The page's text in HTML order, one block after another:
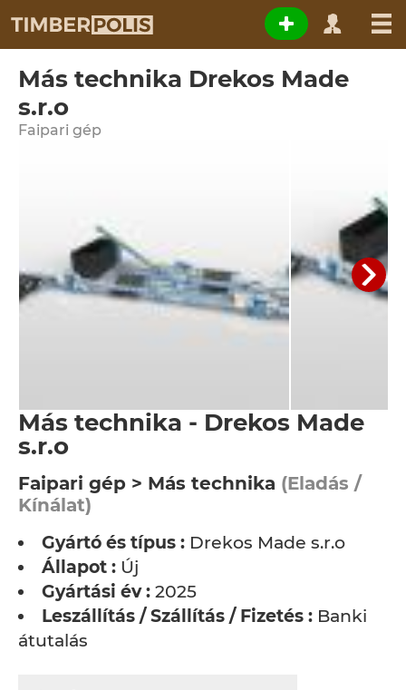
Más technika Drekos Made
s.r.o
Faipari gép
Más technika - Drekos Made
s.r.o
Faipari gép > Más technika (Eladás /
Kínálat)
Gyártó és típus : Drekos Made s.r.o
Állapot : Új
Gyártási év : 2025
Leszállítás / Szállítás / Fizetés : Banki
átutalás